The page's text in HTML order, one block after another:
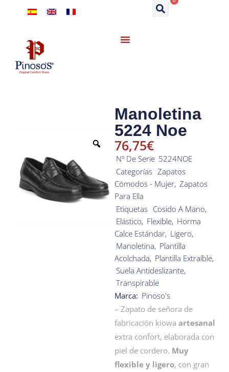
Manoletina
5224 Noe
76,75€
Nº De Serie 5224NOE
Categorías Zapatos
Cómodos - Mujer, Zapatos
Para Ella
Etiquetas Cosido A Mano,
Elástico, Flexible, Horma
Calce Estándar, Ligero,
Manoletina, Plantilla
Acolchada, Plantilla Extraíble,
Suela Antideslizante,
Transpirable
Marca: Pinoso's
– Zapato de señora de
fabricación kiowa artesanal
extra confort, elaborada con
piel de cordero. Muy
flexible y ligero, con gran